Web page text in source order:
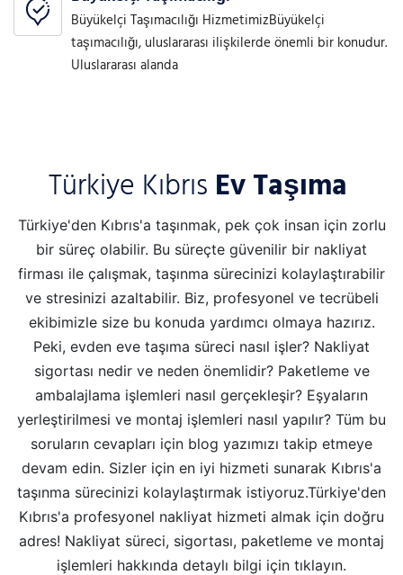
Büyükelçi Taşımacılığı HizmetimizBüyükelçi
taşımacılığı, uluslararası ilişkilerde önemli bir konudur.
Uluslararası alanda
Türkiye Kıbrıs Ev Taşıma
Türkiye'den Kıbrıs'a taşınmak, pek çok insan için zorlu
bir süreç olabilir. Bu süreçte güvenilir bir nakliyat
firması ile çalışmak, taşınma sürecinizi kolaylaştırabilir
ve stresinizi azaltabilir. Biz, profesyonel ve tecrübeli
ekibimizle size bu konuda yardımcı olmaya hazırız.
Peki, evden eve taşıma süreci nasıl işler? Nakliyat
sigortası nedir ve neden önemlidir? Paketleme ve
ambalajlama işlemleri nasıl gerçekleşir? Eşyaların
yerleştirilmesi ve montaj işlemleri nasıl yapılır? Tüm bu
soruların cevapları için blog yazımızı takip etmeye
devam edin. Sizler için en iyi hizmeti sunarak Kıbrıs'a
taşınma sürecinizi kolaylaştırmak istiyoruz.Türkiye'den
Kıbrıs'a profesyonel nakliyat hizmeti almak için doğru
adres! Nakliyat süreci, sigortası, paketleme ve montaj
işlemleri hakkında detaylı bilgi için tıklayın.